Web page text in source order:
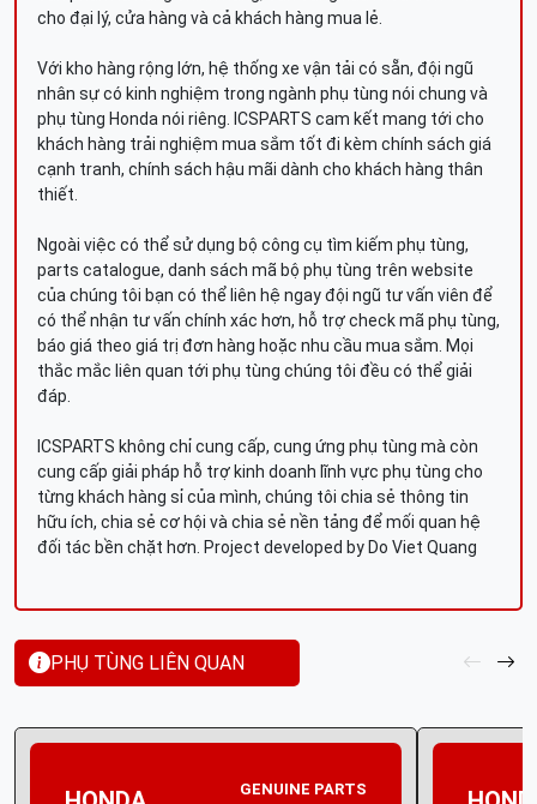
cho đại lý, cửa hàng và cả khách hàng mua lẻ.
Với kho hàng rộng lớn, hệ thống xe vận tải có sẵn, đội ngũ
nhân sự có kinh nghiệm trong ngành phụ tùng nói chung và
phụ tùng Honda nói riêng. ICSPARTS cam kết mang tới cho
khách hàng trải nghiệm mua sắm tốt đi kèm chính sách giá
cạnh tranh, chính sách hậu mãi dành cho khách hàng thân
thiết.
Ngoài việc có thể sử dụng bộ công cụ tìm kiếm phụ tùng,
parts catalogue, danh sách mã bộ phụ tùng trên website
của chúng tôi bạn có thể liên hệ ngay đội ngũ tư vấn viên để
có thể nhận tư vấn chính xác hơn, hỗ trợ check mã phụ tùng,
báo giá theo giá trị đơn hàng hoặc nhu cầu mua sắm. Mọi
thắc mắc liên quan tới phụ tùng chúng tôi đều có thể giải
đáp.
ICSPARTS không chỉ cung cấp, cung ứng phụ tùng mà còn
cung cấp giải pháp hỗ trợ kinh doanh lĩnh vực phụ tùng cho
từng khách hàng sỉ của mình, chúng tôi chia sẻ thông tin
hữu ích, chia sẻ cơ hội và chia sẻ nền tảng để mối quan hệ
đối tác bền chặt hơn. Project developed by Do Viet Quang
PHỤ TÙNG LIÊN QUAN
GENUINE PARTS